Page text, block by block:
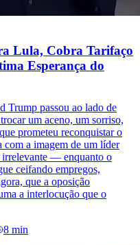
Lula, Cobra Tarifaço
Esperança do
Trump passou ao lado de
um aceno, um sorriso,
prometeu reconquistar o
com a imagem de um líder
irrelevante — enquanto o
ceifando empregos,
que a oposição
a interlocução que o
8 min